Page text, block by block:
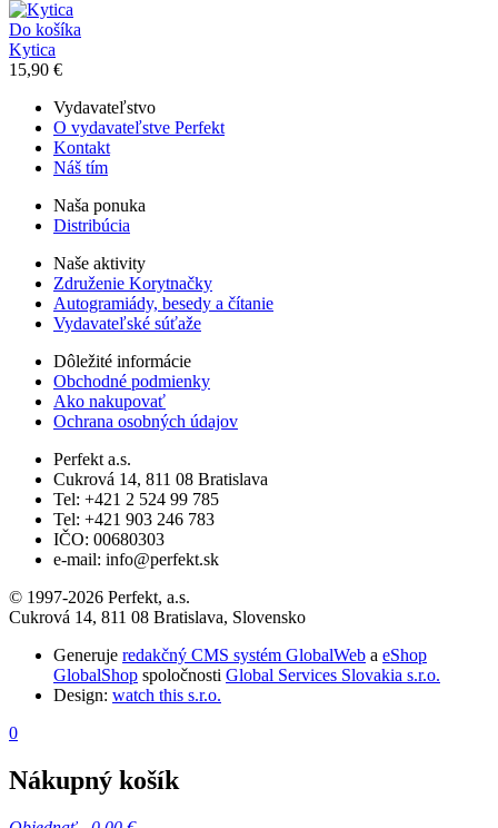
Do košíka
Kytica
15,90 €
Vydavateľstvo
O vydavateľstve Perfekt
Kontakt
Náš tím
Naša ponuka
Distribúcia
Naše aktivity
Združenie Korytnačky
Autogramiády, besedy a čítanie
Vydavateľské súťaže
Dôležité informácie
Obchodné podmienky
Ako nakupovať
Ochrana osobných údajov
Perfekt a.s.
Cukrová 14, 811 08 Bratislava
Tel: +421 2 524 99 785
Tel: +421 903 246 783
IČO: 00680303
e-mail: info@perfekt.sk
© 1997-2026 Perfekt, a.s.
Cukrová 14, 811 08 Bratislava, Slovensko
Generuje redakčný CMS systém GlobalWeb a eShop
GlobalShop spoločnosti Global Services Slovakia s.r.o.
Design: watch this s.r.o.
0
Nákupný košík